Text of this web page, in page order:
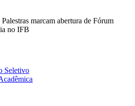
Palestras marcam abertura de Fórum
no IFB
Seletivo